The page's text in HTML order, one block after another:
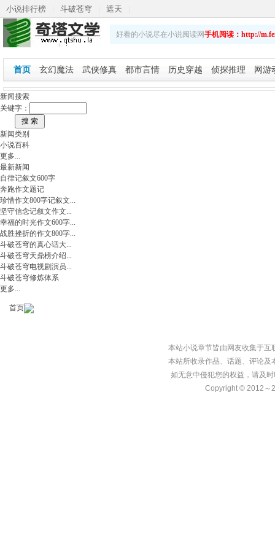
小说排行榜 斗破苍穹 遮天
斗破苍穹之重生萧炎
| 乡野春潮
娇艳人生
好看的小说尽在小说阅读网手机阅读：http://
首页 玄幻魔法 武侠修真 都市言情 历史穿越 侦探推理 网游
新闻搜索
关键字：
新闻类别
小说百科
更多...
最新新闻
自律记叙文600字
奔跑作文题记
珍惜作文800字记叙文...
坚守信念记叙文作文...
幸福的时光作文600字...
战胜挫折的作文800字...
斗破苍穹的真心话大...
斗破苍穹天鼎榜介绍...
斗破苍穹电视剧演员...
斗破苍穹修炼体系
更多...
首页
本站小说章节皆由网友收集于互
本站所收录作品、话题、评论及
如无意中侵犯您的权益，请及
Copyright © 2012～